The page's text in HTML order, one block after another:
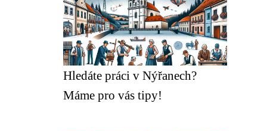
Hledáte práci v Nýřanech?
Máme pro vás tipy!